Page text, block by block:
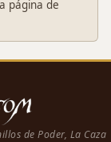
página de
de Poder, La Caza